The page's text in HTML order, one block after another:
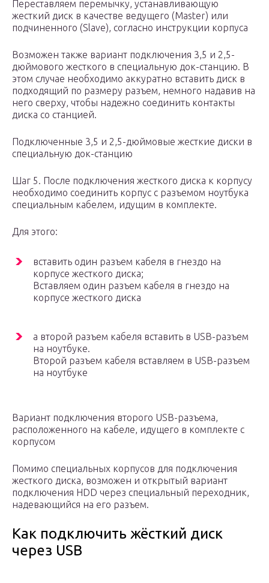
Переставляем перемычку, устанавливающую
жесткий диск в качестве ведущего (Master) или
подчиненного (Slave), согласно инструкции корпуса
Возможен также вариант подключения 3,5 и 2,5-
дюймового жесткого в специальную док-станцию. В
этом случае необходимо аккуратно вставить диск в
подходящий по размеру разъем, немного надавив на
него сверху, чтобы надежно соединить контакты
диска со станцией.
Подключенные 3,5 и 2,5-дюймовые жесткие диски в
специальную док-станцию
Шаг 5. После подключения жесткого диска к корпусу
необходимо соединить корпус с разъемом ноутбука
специальным кабелем, идущим в комплекте.
Для этого:
вставить один разъем кабеля в гнездо на
корпусе жесткого диска;
Вставляем один разъем кабеля в гнездо на
корпусе жесткого диска
а второй разъем кабеля вставить в USB-разъем
на ноутбуке.
Второй разъем кабеля вставляем в USB-разъем
на ноутбуке
Вариант подключения второго USB-разъема,
расположенного на кабеле, идущего в комплекте с
корпусом
Помимо специальных корпусов для подключения
жесткого диска, возможен и открытый вариант
подключения HDD через специальный переходник,
надевающийся на его разъем.
Как подключить жёсткий диск
через USB